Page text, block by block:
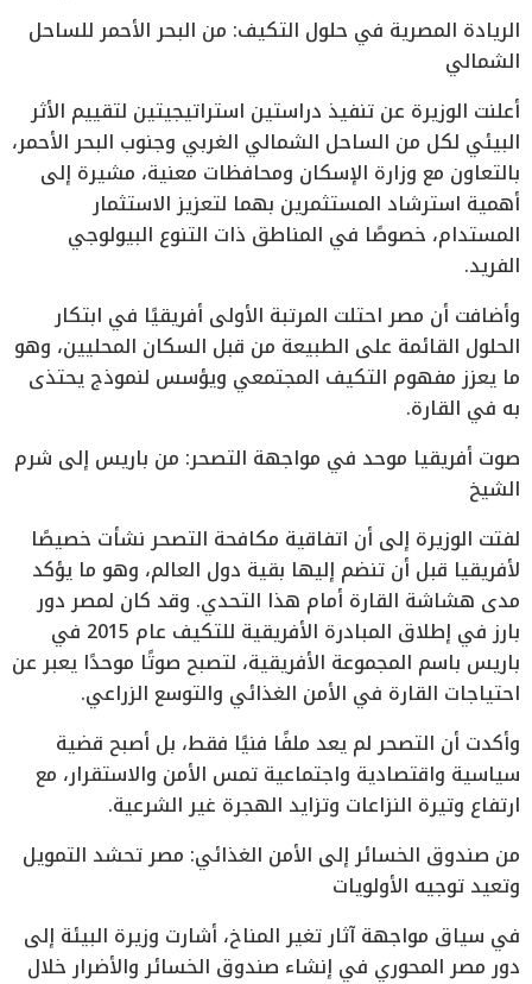
الريادة المصرية في حلول التكيف: من البحر الأحمر للساحل
الشمالي
أعلنت الوزيرة عن تنفيذ دراستين استراتيجيتين لتقييم الأثر
البيئي لكل من الساحل الشمالي الغربي وجنوب البحر الأحمر،
بالتعاون مع وزارة الإسكان ومحافظات معنية، مشيرة إلى
أهمية استرشاد المستثمرين بهما لتعزيز الاستثمار
المستدام، خصوصًا في المناطق ذات التنوع البيولوجي
الفريد.
وأضافت أن مصر احتلت المرتبة الأولى أفريقيًا في ابتكار
الحلول القائمة على الطبيعة من قبل السكان المحليين، وهو
ما يعزز مفهوم التكيف المجتمعي ويؤسس لنموذج يحتذى
به في القارة.
صوت أفريقيا موحد في مواجهة التصحر: من باريس إلى شرم
الشيخ
لفتت الوزيرة إلى أن اتفاقية مكافحة التصحر نشأت خصيصًا
لأفريقيا قبل أن تنضم إليها بقية دول العالم، وهو ما يؤكد
مدى هشاشة القارة أمام هذا التحدي. وقد كان لمصر دور
بارز في إطلاق المبادرة الأفريقية للتكيف عام 2015 في
باريس باسم المجموعة الأفريقية، لتصبح صوتًا موحدًا يعبر عن
احتياجات القارة في الأمن الغذائي والتوسع الزراعي.
وأكدت أن التصحر لم يعد ملفًا فنيًا فقط، بل أصبح قضية
سياسية واقتصادية واجتماعية تمس الأمن والاستقرار، مع
ارتفاع وتيرة النزاعات وتزايد الهجرة غير الشرعية.
من صندوق الخسائر إلى الأمن الغذائي: مصر تحشد التمويل
وتعيد توجيه الأولويات
في سياق مواجهة آثار تغير المناخ، أشارت وزيرة البيئة إلى
دور مصر المحوري في إنشاء صندوق الخسائر والأضرار خلال